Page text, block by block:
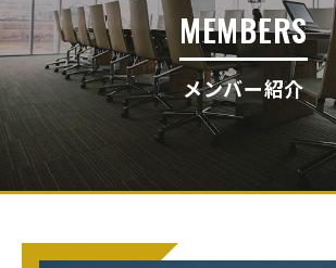
MEMBERS
メンバー紹介